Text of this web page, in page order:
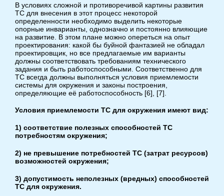
В условиях сложной и противоречивой картины развития
ТС для внесения в этот процесс некоторой
определенности необходимо выделить некоторые
опорные инварианты, однозначно и постоянно влияющие
на развитие. В этом плане можно опереться на опыт
проектирования: какой бы буйной фантазией не обладал
проектировщик, но все предлагаемые им варианты
должны соответствовать требованиям технического
задания и быть работоспособными. Соответственно для
ТС всегда должны выполняться условия приемлемости
системы для окружения и законы построения,
определяющие её работоспособность [6], [7].
Условия приемлемости ТС для окружения имеют вид:
1) соответствие полезных способностей ТС
потребностям окружения;
2) не превышение потребностей ТС (затрат ресурсов)
возможностей окружения;
3) допустимость неполезных (вредных) способностей
ТС для окружения.